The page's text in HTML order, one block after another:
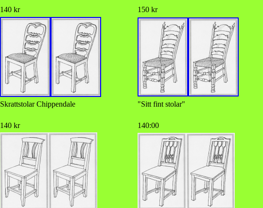
140 kr 150 kr
Skrattstolar Chippendale "Sitt fint stolar"
140 kr 140:00